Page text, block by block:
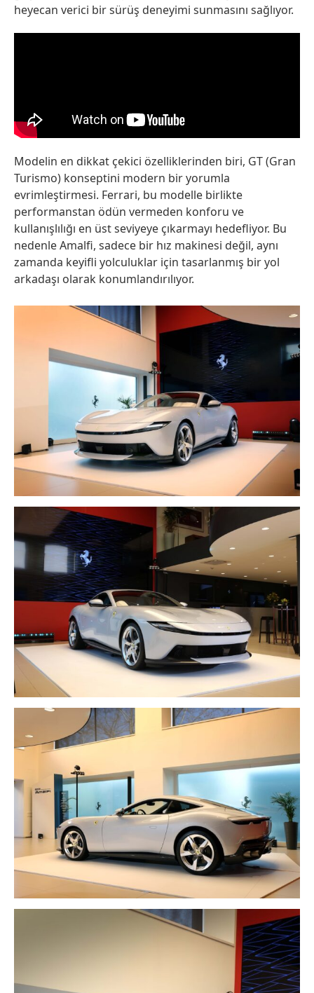
heyecan verici bir sürüş deneyimi sunmasını sağlıyor.
Modelin en dikkat çekici özelliklerinden biri, GT (Gran
Turismo) konseptini modern bir yorumla
evrimleştirmesi. Ferrari, bu modelle birlikte
performanstan ödün vermeden konforu ve
kullanışlılığı en üst seviyeye çıkarmayı hedefliyor. Bu
nedenle Amalfi, sadece bir hız makinesi değil, aynı
zamanda keyifli yolculuklar için tasarlanmış bir yol
arkadaşı olarak konumlandırılıyor.